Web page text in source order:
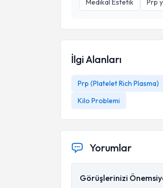
Medikal Estetik Prp
İlgi Alanları
Prp (Platelet Rich Plasma)
Kilo Problemi
Yorumlar
Görüşlerinizi